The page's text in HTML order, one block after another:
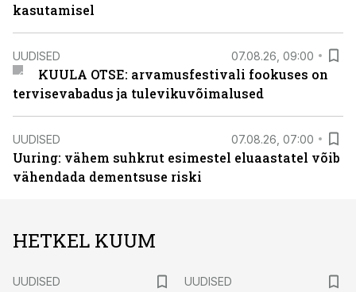
kasutamisel
UUDISED 07.08.26, 09:00
KUULA OTSE: arvamusfestivali fookuses on
tervisevabadus ja tulevikuvõimalused
UUDISED 07.08.26, 07:00
Uuring: vähem suhkrut esimestel eluaastatel võib
vähendada dementsuse riski
HETKEL KUUM
UUDISED
UUDISED